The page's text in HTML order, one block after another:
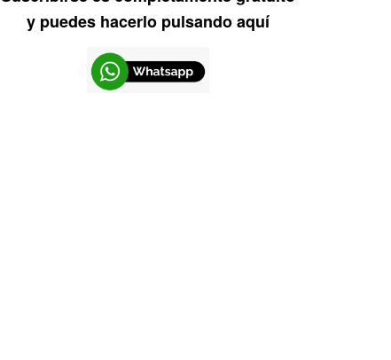
y puedes hacerlo pulsando aquí